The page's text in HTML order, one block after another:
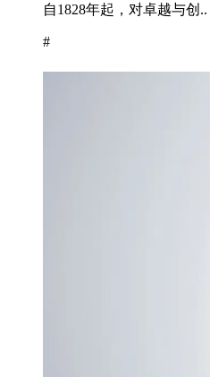
自1828年起，对卓越与创..
#